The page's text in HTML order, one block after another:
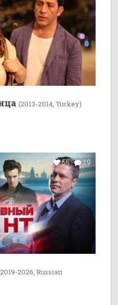
(2013-2014, Turkey)
55 19
2026, Russian